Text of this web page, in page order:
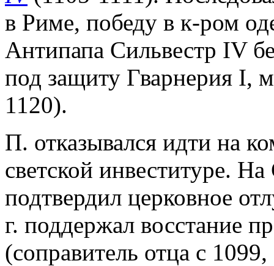
в Риме, победу в к-ром
Антипапа Сильвестр IV
под защиту Гварнерия I,
1120).
П. отказывался идти на
светской инвеституре.
подтвердил церковное
г. поддержал восстание
(соправитель отца с